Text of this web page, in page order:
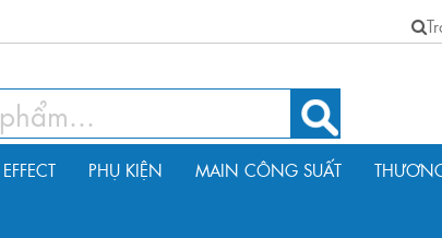
EFFECT PHỤ KIỆN MAIN CÔNG SUẤT